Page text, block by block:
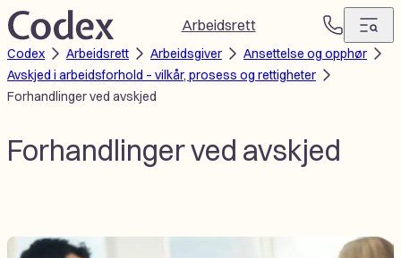
Hopp
til
innhold
Arbeidsrett
T
e
l
o
n
Codex Arbeidsrett Arbeidsgiver
Ansettelse og opphør
Avskjed i arbeidsforhold – vilkår, prosess og rettigheter
Forhandlinger ved avskjed
Forhandlinger ved avskjed